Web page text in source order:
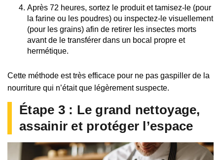
Après 72 heures, sortez le produit et tamisez-le (pour
la farine ou les poudres) ou inspectez-le visuellement
(pour les grains) afin de retirer les insectes morts
avant de le transférer dans un bocal propre et
hermétique.
Cette méthode est très efficace pour ne pas gaspiller de la
nourriture qui n’était que légèrement suspecte.
Étape 3 : Le grand nettoyage,
assainir et protéger l’espace